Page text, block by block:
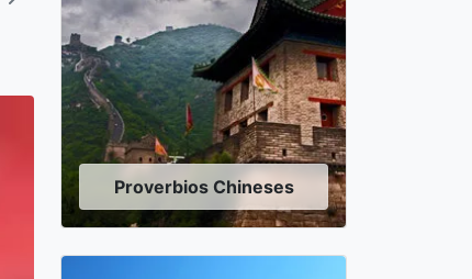
Proverbios Chineses